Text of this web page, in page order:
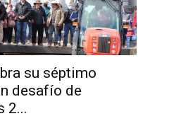
su séptimo
desafío de
2...